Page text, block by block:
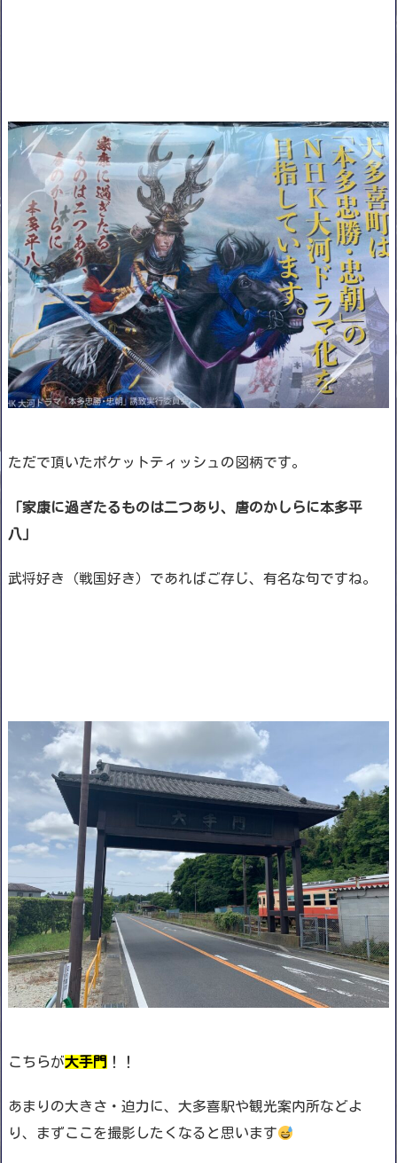
ただで頂いたポケットティッシュの図柄です。
「家康に過ぎたるものは二つあり、唐のかしらに本多平
八」
武将好き（戦国好き）であればご存じ、有名な句ですね。
こちらが大手門 ！！
あまりの大きさ・迫力に、大多喜駅や観光案内所などよ
り、まずここを撮影したくなると思います